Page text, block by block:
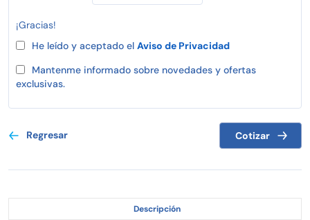
¡Gracias!
He leído y aceptado el Aviso de Privacidad
Mantenme informado sobre novedades y ofertas
exclusivas.
Regresar Cotizar
Descripción